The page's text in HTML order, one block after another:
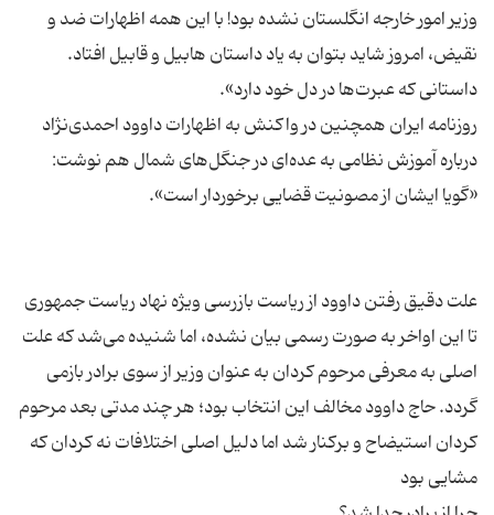
وزیر امور خارجه انگلستان نشده بود! با این همه اظهارات ضد و
نقیض، امروز شاید بتوان به یاد داستان هابیل و قابیل افتاد.
روزنامه ایران همچنین در واکنش به اظهارات داوود احمدی‌نژاد
درباره آموزش نظامی به عده‌ای در جنگل‌های شمال هم نوشت:
علت دقیق رفتن داوود از ریاست بازرسی ویژه نهاد ریاست جمهوری
تا این اواخر به صورت رسمی بیان نشده، اما شنیده می‌شد که علت
اصلی به معرفی مرحوم کردان به عنوان وزیر از سوی برادر بازمی
گردد. حاج داوود مخالف این انتخاب بود؛ هر چند مدتی بعد مرحوم
کردان استیضاح و برکنار شد اما دلیل اصلی اختلافات نه کردان که